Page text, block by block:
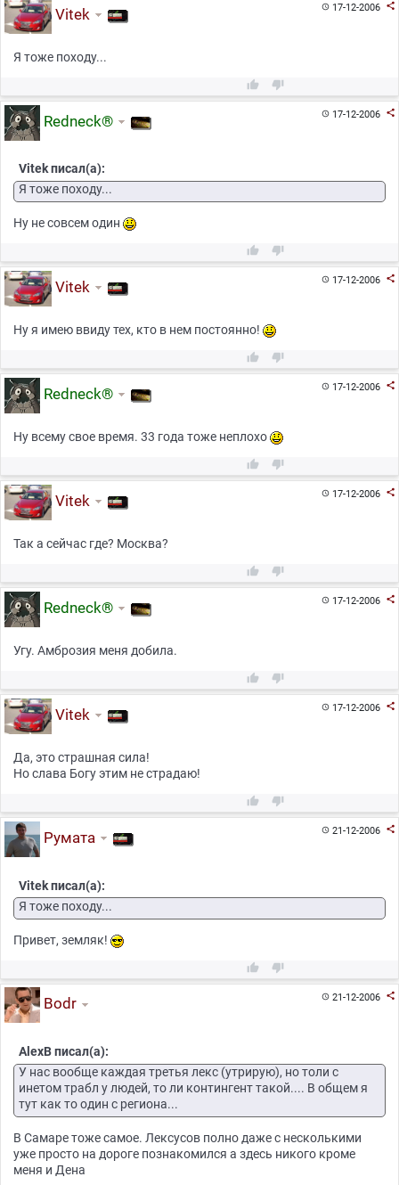
17-12-2006 
Vitek
Я тоже походу...
 
17-12-2006 
Redneck®
Vitek писал(а):
Я тоже походу...
Ну не совсем один
 
17-12-2006 
Vitek
Ну я имею ввиду тех, кто в нем постоянно!
 
17-12-2006 
Redneck®
Ну всему свое время. 33 года тоже неплохо
 
17-12-2006 
Vitek
Так а сейчас где? Москва?
 
17-12-2006 
Redneck®
Угу. Амброзия меня добила.
 
17-12-2006 
Vitek
Да, это страшная сила!
Но слава Богу этим не страдаю!
 
21-12-2006 
Румата
Vitek писал(а):
Я тоже походу...
Привет, земляк!
 
21-12-2006 
Bodr
AlexB писал(а):
У нас вообще каждая третья лекс (утрирую), но толи с
инетом трабл у людей, то ли контингент такой.... В общем я
тут как то один с региона...
В Самаре тоже самое. Лексусов полно даже с несколькими
уже просто на дороге познакомился а здесь никого кроме
меня и Дена